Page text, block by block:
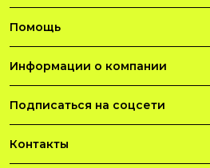
Помощь
Информации о компании
Подписаться на соцсети
Контакты